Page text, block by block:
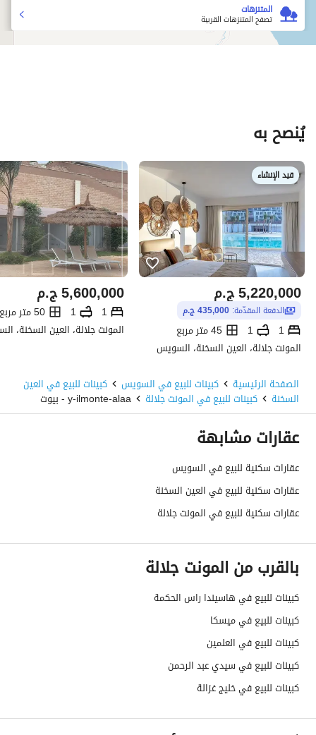
المتنزهات
تصفح المتنزهات القريبة
يُنصح به
قيد الإنشاء
ج.م5,220,000
الدفعة المقدّمة: 435,000 ج.م
1
1
45 متر مربع
المونت جلالة، العين السخنة، السويس
ج.م5,600,000
1
1
50 متر مربع
المونت جلالة، العين السخنة،
الصفحة الرئيسية كبينات للبيع في السويس كبينات للبيع في العين
السخنة كبينات للبيع في المونت جلالة y-ilmonte-alaa - بيوت
عقارات مشابهة
عقارات سكنية للبيع في السويس
عقارات سكنية للبيع في العين السخنة
عقارات سكنية للبيع في المونت جلالة
بالقرب من المونت جلالة
كبينات للبيع في هاسيندا راس الحكمة
كبينات للبيع في ميسكا
كبينات للبيع في العلمين
كبينات للبيع في سيدي عبد الرحمن
كبينات للبيع في خليج غزالة